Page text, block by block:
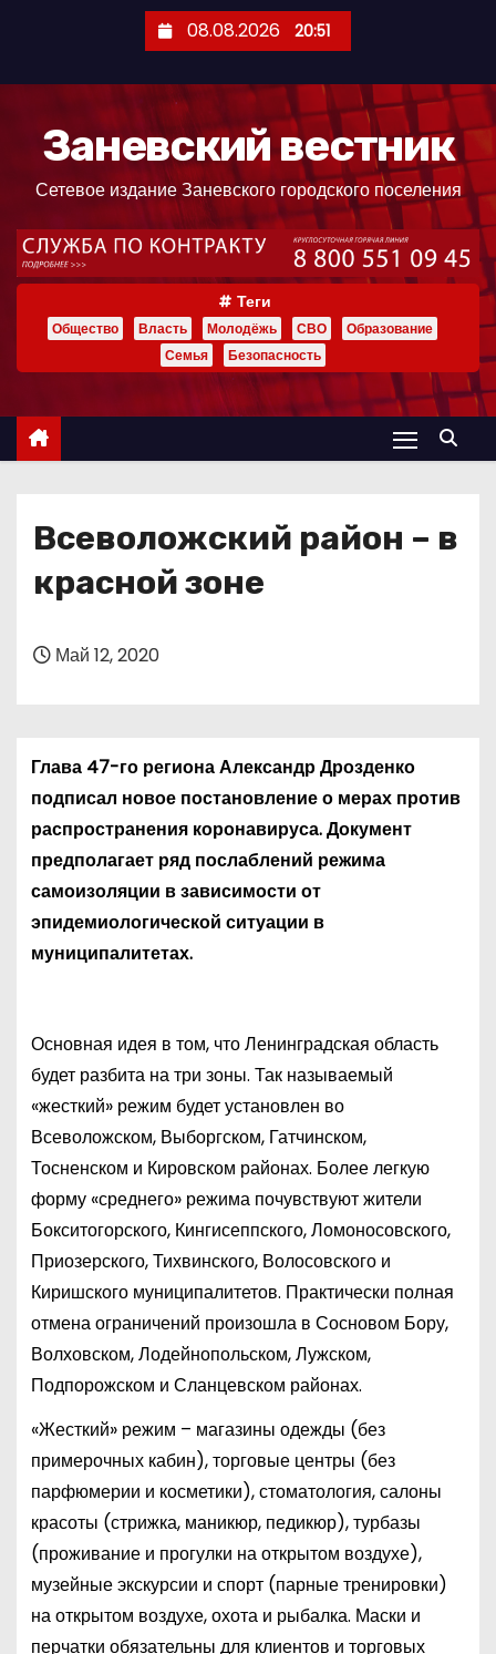
ж
08.08.2026 20:51
Заневский вестник
Сетевое издание Заневского городского поселения
Теги
Общество Власть Молодёжь СВО
Образование
Семья
Безопасность
Всеволожский район – в
красной зоне
Май 12, 2020
Глава 47-го региона Александр Дрозденко
подписал новое постановление о мерах против
распространения коронавируса. Документ
предполагает ряд послаблений режима
самоизоляции в зависимости от
эпидемиологической ситуации в
муниципалитетах.
Основная идея в том, что Ленинградская область
будет разбита на три зоны. Так называемый
«жесткий» режим будет установлен во
Всеволожском, Выборгском, Гатчинском,
Тосненском и Кировском районах. Более легкую
форму «среднего» режима почувствуют жители
Бокситогорского, Кингисеппского, Ломоносовского,
Приозерского, Тихвинского, Волосовского и
Киришского муниципалитетов. Практически полная
отмена ограничений произошла в Сосновом Бору,
Волховском, Лодейнопольском, Лужском,
Подпорожском и Сланцевском районах.
«Жесткий» режим – магазины одежды (без
примерочных кабин), торговые центры (без
парфюмерии и косметики), стоматология, салоны
красоты (стрижка, маникюр, педикюр), турбазы
(проживание и прогулки на открытом воздухе),
музейные экскурсии и спорт (парные тренировки)
на открытом воздухе, охота и рыбалка. Маски и
перчатки обязательны для клиентов и торговых